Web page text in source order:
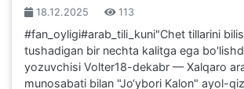
18.12.2025 113
#fan_oyligi#arab_tili_kuni"Chet tillarini
tushadigan bir nechta kalitga ega
yozuvchisi Volter18-dekabr — Xalqaro
munosabati bilan "Jo‘ybori Kalon" ayol-